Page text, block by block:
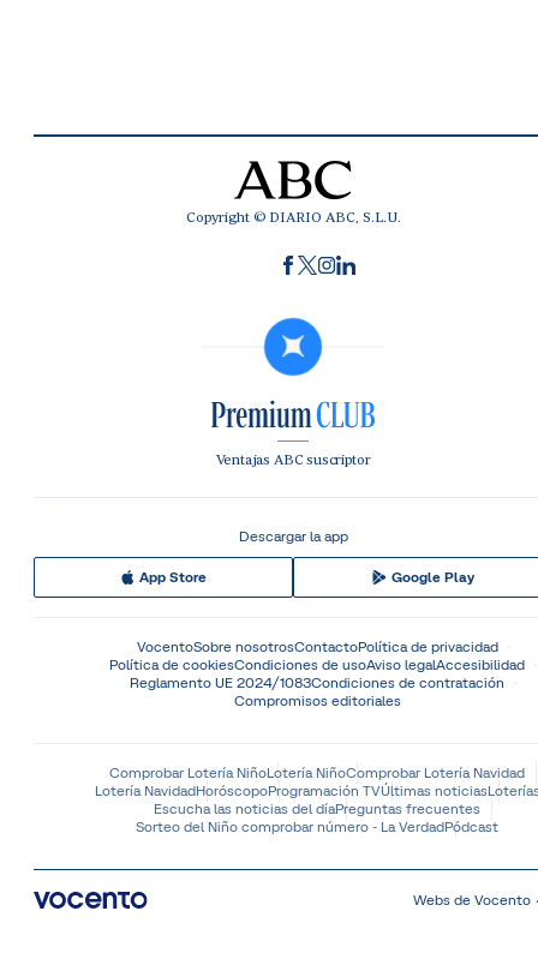
Copyright © DIARIO ABC, S.L.U.
Ventajas ABC suscriptor
Descargar la app
App Store Google Play
VocentoSobre nosotrosContactoPolítica de privacidad
Política de cookiesCondiciones de usoAviso legalAccesibilidad
Reglamento UE 2024/1083Condiciones de contratación
Compromisos editoriales
Comprobar Lotería NiñoLotería NiñoComprobar Lotería Navidad
Lotería NavidadHoróscopoProgramación TVÚltimas noticias
Escucha las noticias del díaPreguntas frecuentes
Sorteo del Niño comprobar número - La VerdadPódcast
Webs de Vocento